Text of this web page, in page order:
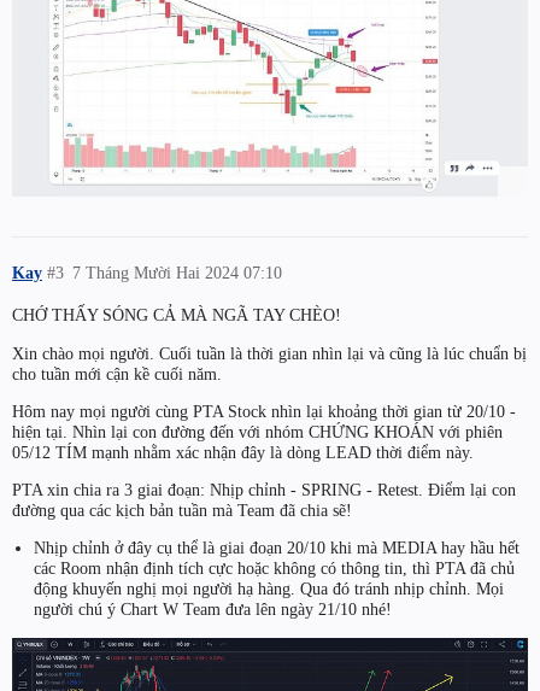
Kay 7 Tháng Mười Hai 2024 07:10
#3
CHỚ THẤY SÓNG CẢ MÀ NGÃ TAY CHÈO!
Xin chào mọi người. Cuối tuần là thời gian nhìn lại và cũng là lúc chuẩn bị
cho tuần mới cận kề cuối năm.
Hôm nay mọi người cùng PTA Stock nhìn lại khoảng thời gian từ 20/10 -
hiện tại. Nhìn lại con đường đến với nhóm CHỨNG KHOÁN với phiên
05/12 TÍM mạnh nhằm xác nhận đây là dòng LEAD thời điểm này.
PTA xin chia ra 3 giai đoạn: Nhịp chỉnh - SPRING - Retest. Điểm lại con
đường qua các kịch bản tuần mà Team đã chia sẽ!
Nhịp chỉnh ở đây cụ thể là giai đoạn 20/10 khi mà MEDIA hay hầu hết
các Room nhận định tích cực hoặc không có thông tin, thì PTA đã chủ
động khuyến nghị mọi người hạ hàng. Qua đó tránh nhịp chỉnh. Mọi
người chú ý Chart W Team đưa lên ngày 21/10 nhé!